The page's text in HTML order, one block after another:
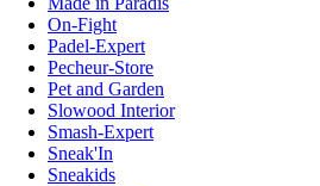
On-Fight
Padel-Expert
Pecheur-Store
Pet and Garden
Slowood Interior
Smash-Expert
Sneak'In
Sneakids